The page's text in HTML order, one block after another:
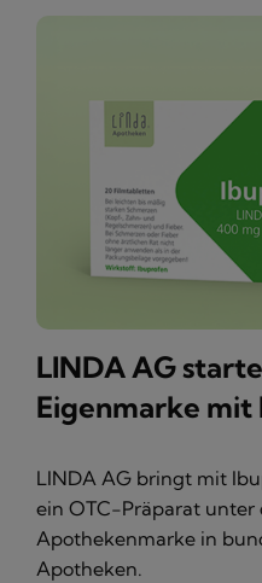
LINDA AG
Eigenmarke
LINDA AG bringt mit
ein OTC-Präparat unter
Apothekenmarke in
Apotheken.